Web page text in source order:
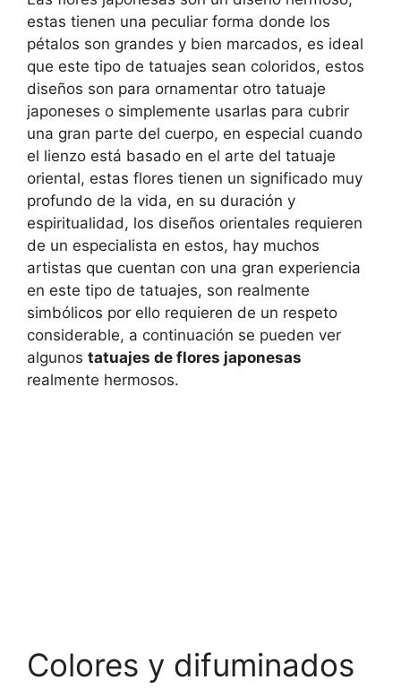
estas tienen una peculiar forma donde los
pétalos son grandes y bien marcados, es ideal
que este tipo de tatuajes sean coloridos, estos
diseños son para ornamentar otro tatuaje
japoneses o simplemente usarlas para cubrir
una gran parte del cuerpo, en especial cuando
el lienzo está basado en el arte del tatuaje
oriental, estas flores tienen un significado muy
profundo de la vida, en su duración y
espiritualidad, los diseños orientales requieren
de un especialista en estos, hay muchos
artistas que cuentan con una gran experiencia
en este tipo de tatuajes, son realmente
simbólicos por ello requieren de un respeto
considerable, a continuación se pueden ver
algunos tatuajes de flores japonesas
realmente hermosos.
Colores y difuminados